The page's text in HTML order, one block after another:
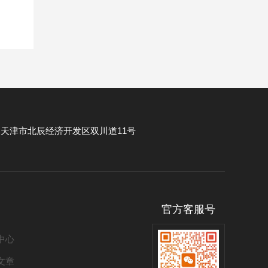
天津市北辰经济开发区双川道11号
心
章
官方客服号